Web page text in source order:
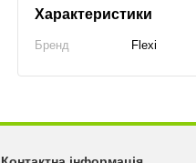
Характеристики
Бренд Flexi